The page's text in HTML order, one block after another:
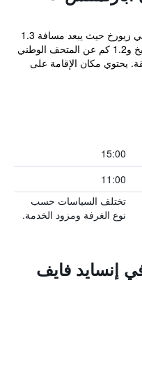
يقع مكان إقامة "INSIDE Five Hotel" في زيورخ حيث يبعد مسافة 1.3
كم عن محطة القطار الرئيسية في زيوريخ و1.2 كم عن المتحف الوطني
يحتوي مكان الإقامة على
15:00
11:00
تختلف السياسات حسب
نوع الغرفة ومزود الخدمة.
إنسايد فايف